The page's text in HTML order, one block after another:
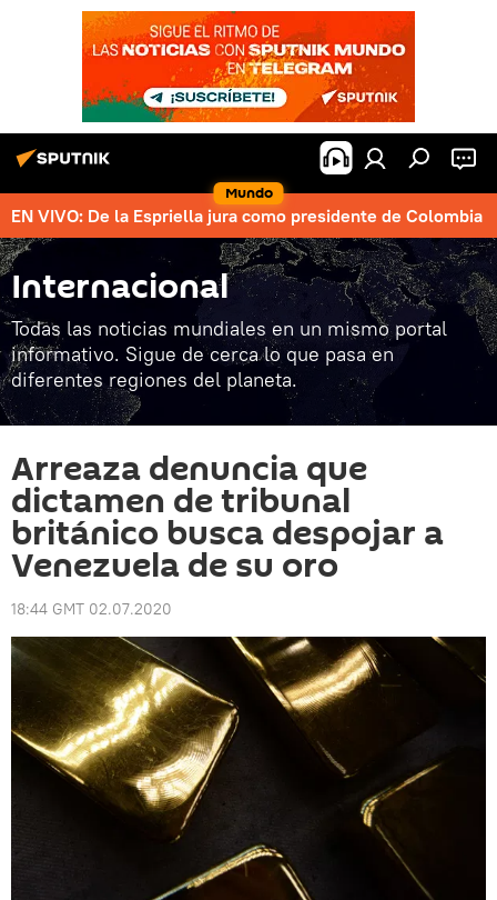
Mundo
EN VIVO: De la Espriella jura como presidente de Colombia
Internacional
Todas las noticias mundiales en un mismo portal
informativo. Sigue de cerca lo que pasa en
diferentes regiones del planeta.
Arreaza denuncia que
dictamen de tribunal
británico busca despojar a
Venezuela de su oro
18:44 GMT 02.07.2020